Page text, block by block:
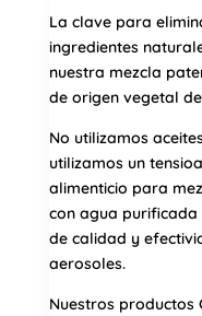
La clave para
ingredientes
nuestra mezcla
de origen vegetal
No utilizamos
utilizamos un
alimenticio para
con agua
de calidad y
aerosoles.
Nuestros productos